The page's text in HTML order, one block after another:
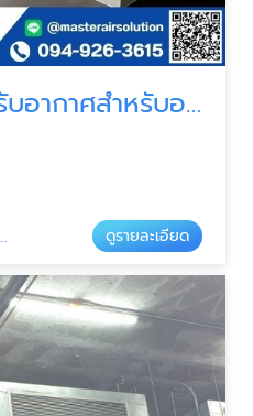
จำหน่ายเครื่องปรับอากาศสำหรับอาคาร
ดูรายละเอียด